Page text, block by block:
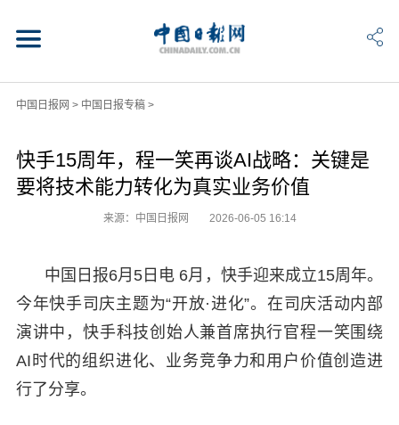
中国日报网 > 中国日报专稿>
快手15周年，程一笑再谈AI战略：关键是
要将技术能力转化为真实业务价值
来源：中国日报网 2026-06-05 16:14
中国日报6月5日电 6月，快手迎来成立15周年。
今年快手司庆主题为“开放·进化”。在司庆活动内部
演讲中，快手科技创始人兼首席执行官程一笑围绕
AI时代的组织进化、业务竞争力和用户价值创造进
行了分享。